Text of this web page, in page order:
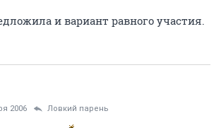
и вариант равного участия.
2006 Ловкий парень